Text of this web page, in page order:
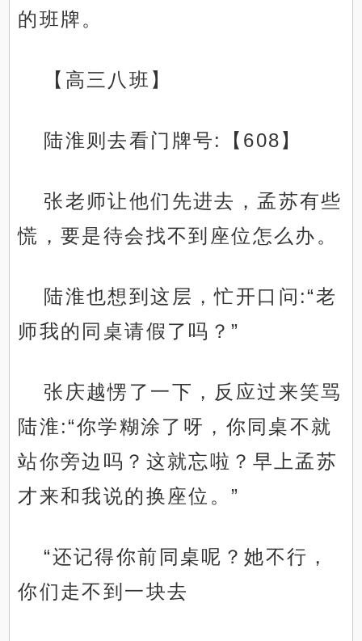
的班牌。
【高三八班】
陆淮则去看门牌号:【608】
张老师让他们先进去，孟苏有些
慌，要是待会找不到座位怎么办。
陆淮也想到这层，忙开口问:“老
师我的同桌请假了吗？”
张庆越愣了一下，反应过来笑骂
陆淮:“你学糊涂了呀，你同桌不就
站你旁边吗？这就忘啦？早上孟苏
才来和我说的换座位。”
“还记得你前同桌呢？她不行，
你们走不到一块去